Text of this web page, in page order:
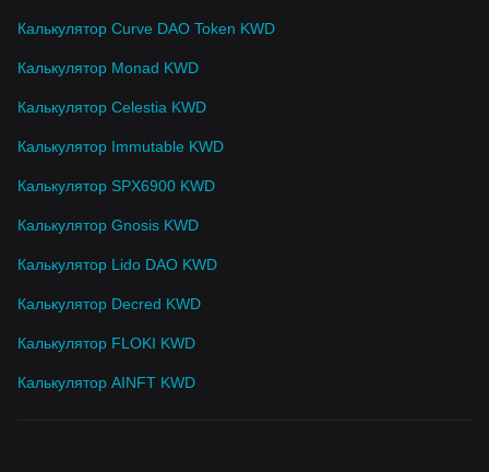
Калькулятор Curve DAO Token KWD
Калькулятор Monad KWD
Калькулятор Celestia KWD
Калькулятор Immutable KWD
Калькулятор SPX6900 KWD
Калькулятор Gnosis KWD
Калькулятор Lido DAO KWD
Калькулятор Decred KWD
Калькулятор FLOKI KWD
Калькулятор AINFT KWD